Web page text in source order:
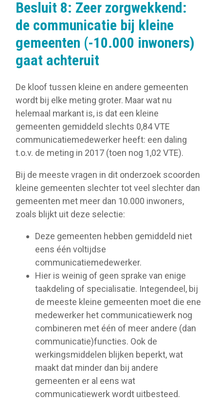
Besluit 8: Zeer zorgwekkend:
de communicatie bij kleine
gemeenten (-10.000 inwoners)
gaat achteruit
De kloof tussen kleine en andere gemeenten
wordt bij elke meting groter. Maar wat nu
helemaal markant is, is dat een kleine
gemeenten gemiddeld slechts 0,84 VTE
communicatiemedewerker heeft: een daling
t.o.v. de meting in 2017 (toen nog 1,02 VTE).
Bij de meeste vragen in dit onderzoek scoorden
kleine gemeenten slechter tot veel slechter dan
gemeenten met meer dan 10.000 inwoners,
zoals blijkt uit deze selectie:
Deze gemeenten hebben gemiddeld niet
eens één voltijdse
communicatiemedewerker.
Hier is weinig of geen sprake van enige
taakdeling of specialisatie. Integendeel, bij
de meeste kleine gemeenten moet die ene
medewerker het communicatiewerk nog
combineren met één of meer andere (dan
communicatie)functies. Ook de
werkingsmiddelen blijken beperkt, wat
maakt dat minder dan bij andere
gemeenten er al eens wat
communicatiewerk wordt uitbesteed.